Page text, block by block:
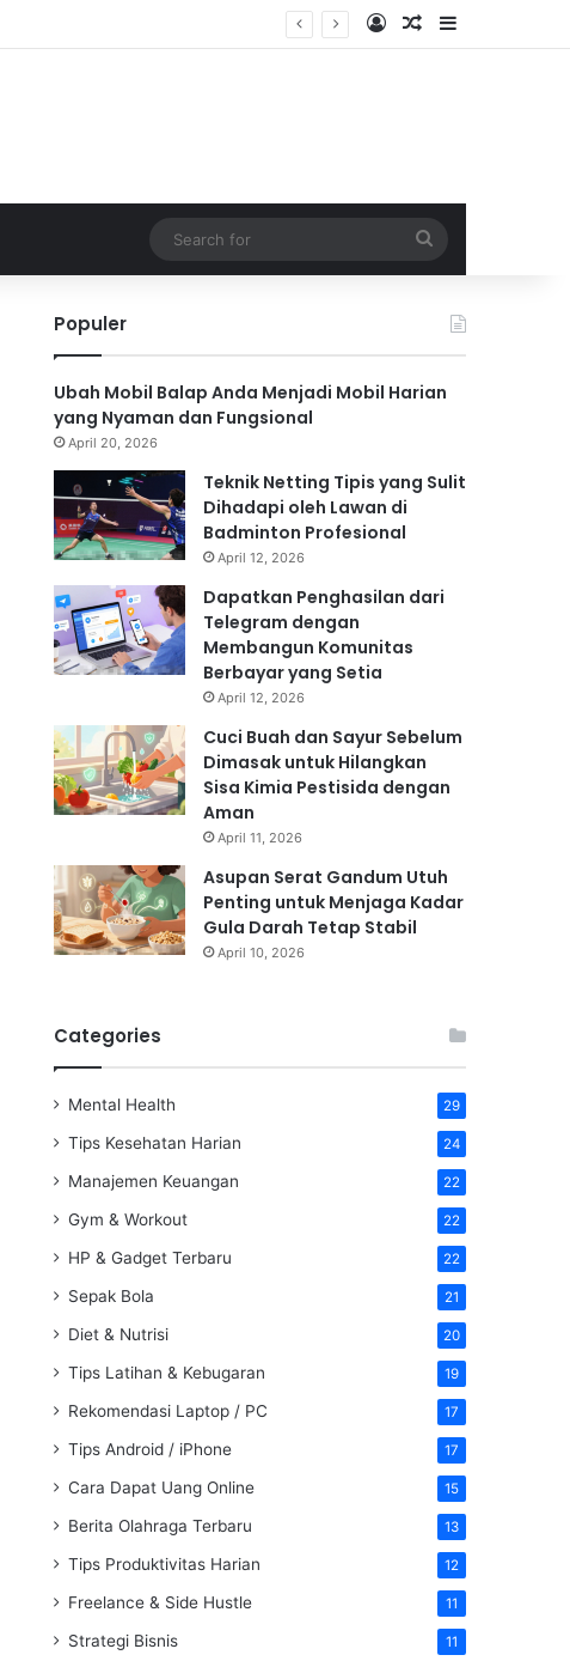
Log InRandom Article
Sidebar
for
Populer
Ubah Mobil Balap Anda Menjadi Mobil Harian
yang Nyaman dan Fungsional
April 20, 2026
Teknik Netting Tipis yang Sulit
Dihadapi oleh Lawan di
Badminton Profesional
April 12, 2026
Dapatkan Penghasilan dari
Telegram dengan
Membangun Komunitas
Berbayar yang Setia
April 12, 2026
Cuci Buah dan Sayur Sebelum
Dimasak untuk Hilangkan
Sisa Kimia Pestisida dengan
Aman
April 11, 2026
Asupan Serat Gandum Utuh
Penting untuk Menjaga Kadar
Gula Darah Tetap Stabil
April 10, 2026
Categories
Mental Health 29
Tips Kesehatan Harian 24
Manajemen Keuangan 22
Gym & Workout 22
HP & Gadget Terbaru 22
Sepak Bola 21
Diet & Nutrisi 20
Tips Latihan & Kebugaran 19
Rekomendasi Laptop / PC 17
Tips Android / iPhone 17
Cara Dapat Uang Online 15
Berita Olahraga Terbaru 13
Tips Produktivitas Harian 12
Freelance & Side Hustle 11
Strategi Bisnis 11